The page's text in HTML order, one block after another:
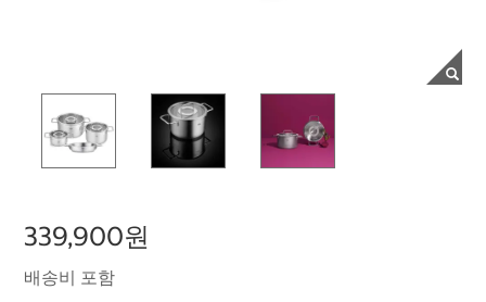
339,900원
배송비 포함